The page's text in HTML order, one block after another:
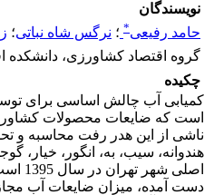
نویسندگان
حامد رفیعی* ؛ نرگس شاه نباتی؛
گروه اقتصاد کشاورزی، دانشکده
چکیده
کمیابی آب چالش اساسی برای
است که ضایعات محصولات
ناشی از این هدر رفت محاسبه و